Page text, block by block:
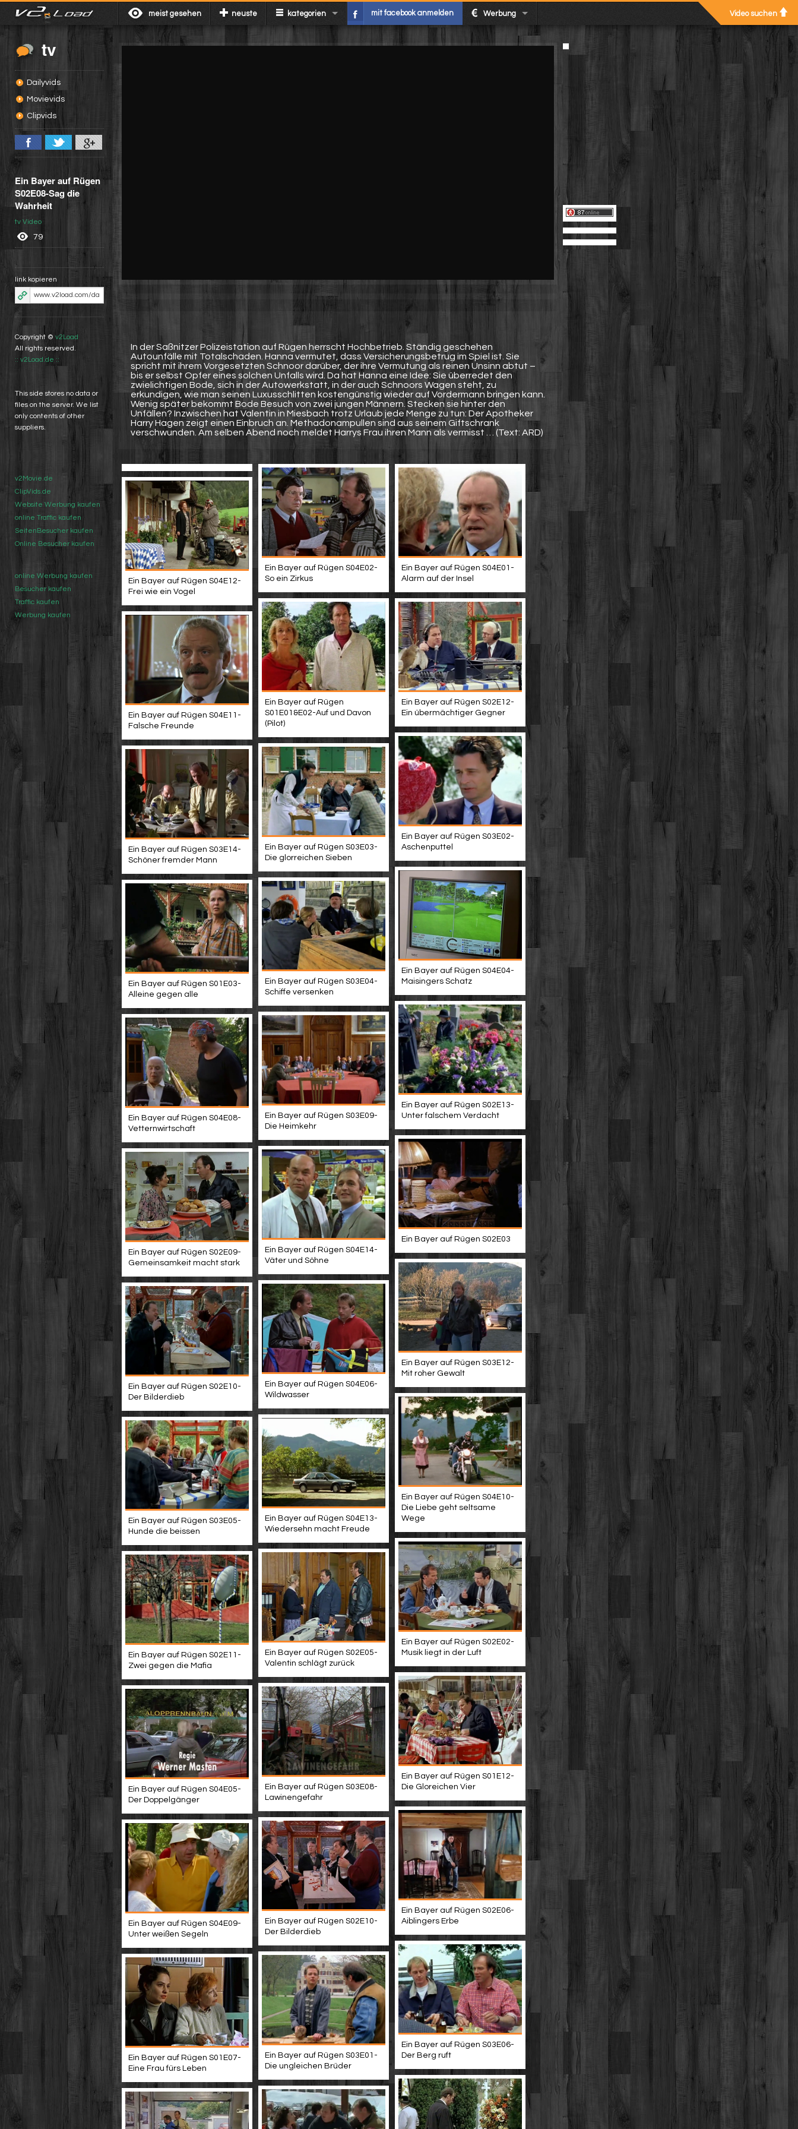
meist gesehen neuste kategorien mit facebook anmelden Werbung Video suchen
tv
Dailyvids
Movievids
Clipvids
Ein Bayer auf Rügen
S02E08-Sag die
Wahrheit
tv Video
79
link kopieren
Copyright © v2Load
All rights reserved.
:: v2Load.de ::
This side stores no data or
files on the server. We list
only contents of other
suppliers.
v2Movie.de
ClipVids.de
Website Werbung kaufen
online Traffic kaufen
SeitenBesucher kaufen
Online Besucher kaufen
online Werbung kaufen
Besucher kaufen
Traffic kaufen
Werbung kaufen
In der Saßnitzer Polizeistation auf Rügen herrscht Hochbetrieb. Ständig geschehen
Autounfälle mit Totalschaden. Hanna vermutet, dass Versicherungsbetrug im Spiel ist. Sie
spricht mit ihrem Vorgesetzten Schnoor darüber, der ihre Vermutung als reinen Unsinn abtut –
bis er selbst Opfer eines solchen Unfalls wird. Da hat Hanna eine Idee: Sie überredet den
zwielichtigen Bode, sich in der Autowerkstatt, in der auch Schnoors Wagen steht, zu
erkundigen, wie man seinen Luxusschlitten kostengünstig wieder auf Vordermann bringen kann.
Wenig später bekommt Bode Besuch von zwei jungen Männern. Stecken sie hinter den
Unfällen? Inzwischen hat Valentin in Miesbach trotz Urlaub jede Menge zu tun: Der Apotheker
Harry Hagen zeigt einen Einbruch an. Methadonampullen sind aus seinem Giftschrank
verschwunden. Am selben Abend noch meldet Harrys Frau ihren Mann als vermisst … (Text: ARD)
Ein Bayer auf Rügen S04E02-
So ein Zirkus
Ein Bayer auf Rügen S04E01-
Alarm auf der Insel
Ein Bayer auf Rügen S04E12-
Frei wie ein Vogel
Ein Bayer auf Rügen
S01E01&E02-Auf und Davon
(Pilot)
Ein Bayer auf Rügen S02E12-
Ein übermächtiger Gegner
Ein Bayer auf Rügen S04E11-
Falsche Freunde
Ein Bayer auf Rügen S03E02-
Aschenputtel
Ein Bayer auf Rügen S03E03-
Die glorreichen Sieben
Ein Bayer auf Rügen S03E14-
Schöner fremder Mann
Ein Bayer auf Rügen S04E04-
Maisingers Schatz
Ein Bayer auf Rügen S03E04-
Schiffe versenken
Ein Bayer auf Rügen S01E03-
Alleine gegen alle
Ein Bayer auf Rügen S02E13-
Unter falschem Verdacht
Ein Bayer auf Rügen S03E09-
Die Heimkehr
Ein Bayer auf Rügen S04E08-
Vetternwirtschaft
Ein Bayer auf Rügen S02E03
Ein Bayer auf Rügen S04E14-
Väter und Söhne
Ein Bayer auf Rügen S02E09-
Gemeinsamkeit macht stark
Ein Bayer auf Rügen S03E12-
Mit roher Gewalt
Ein Bayer auf Rügen S04E06-
Wildwasser
Ein Bayer auf Rügen S02E10-
Der Bilderdieb
Ein Bayer auf Rügen S04E10-
Die Liebe geht seltsame
Wege
Ein Bayer auf Rügen S04E13-
Wiedersehn macht Freude
Ein Bayer auf Rügen S03E05-
Hunde die beissen
Ein Bayer auf Rügen S02E02-
Musik liegt in der Luft
Ein Bayer auf Rügen S02E05-
Valentin schlägt zurück
Ein Bayer auf Rügen S02E11-
Zwei gegen die Mafia
Ein Bayer auf Rügen S01E12-
Die Gloreichen Vier
Ein Bayer auf Rügen S03E08-
Lawinengefahr
Ein Bayer auf Rügen S04E05-
Der Doppelgänger
Ein Bayer auf Rügen S02E06-
Aiblingers Erbe
Ein Bayer auf Rügen S02E10-
Der Bilderdieb
Ein Bayer auf Rügen S04E09-
Unter weißen Segeln
Ein Bayer auf Rügen S03E06-
Der Berg ruft
Ein Bayer auf Rügen S03E01-
Die ungleichen Brüder
Ein Bayer auf Rügen S01E07-
Eine Frau fürs Leben